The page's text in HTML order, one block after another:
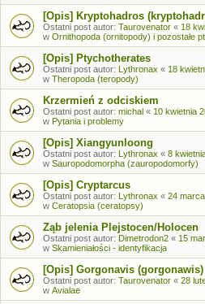
[Opis] Kryptohadros
Ostatni post autor: Taurovenator « 18
w Ornithopoda (ornitopody) i pozostałe
[Opis] Ptychotherates
Ostatni post autor: Lythronax « 18
w Theropoda (teropody)
Krzermień z odciskiem
Ostatni post autor: michal « 10 kwietnia
w Pytania i problemy
[Opis] Xiangyunloong
Ostatni post autor: Lythronax « 8
w Sauropodomorpha (zauropodomorfy)
[Opis] Cryptarcus
Ostatni post autor: Lythronax « 24
w Ceratopsia (ceratopsy)
Ząb jelenia Plejstocen/Holocen
Ostatni post autor: Dimetrodon2 « 15
w Skamieniałości - identyfikacja
[Opis] Gorgonavis (gorgonawis)
Ostatni post autor: Taurovenator « 28
w Avialae